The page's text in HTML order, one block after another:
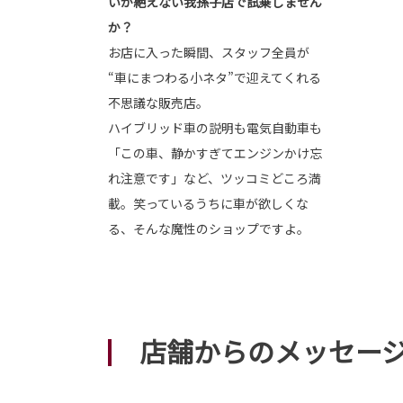
か？
お店に入った瞬間、スタッフ全員が
“車にまつわる小ネタ”で迎えてくれる
不思議な販売店。
ハイブリッド車の説明も電気自動車も
「この車、静かすぎてエンジンかけ忘
れ注意です」など、ツッコミどころ満
載。笑っているうちに車が欲しくな
る、そんな魔性のショップですよ。
店舗からのメッセー